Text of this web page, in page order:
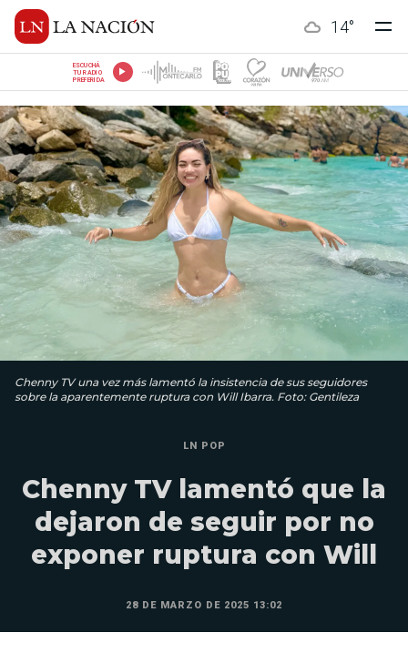
14°
ESCUCHÁ
TU RADIO
PREFERIDA
Chenny TV una vez más lamentó la insistencia de sus seguidores
sobre la aparentemente ruptura con Will Ibarra. Foto: Gentileza
LN POP
Chenny TV lamentó que la
dejaron de seguir por no
exponer ruptura con Will
28 DE MARZO DE 2025 13:02